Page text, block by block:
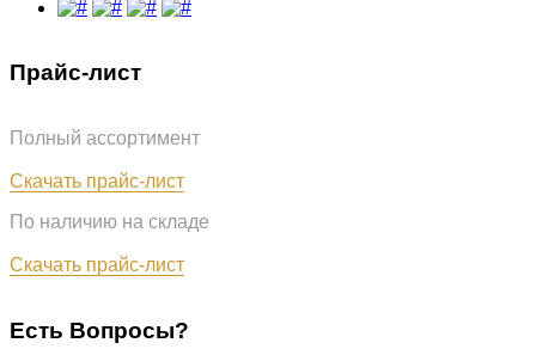
Прайс-лист
Полный ассортимент
Скачать прайс-лист
По наличию на складе
Скачать прайс-лист
Есть Вопросы?